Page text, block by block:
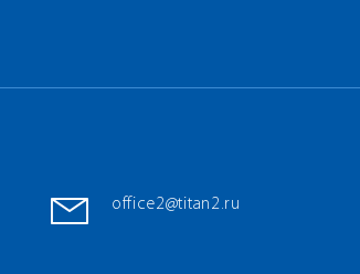
office2@titan2.ru